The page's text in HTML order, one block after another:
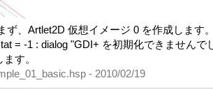
ず、Artlet2D 仮想イメージ 0 を作成しま
= -1 : dialog "GDI+ を初期化できません
す。
- 2010/02/19